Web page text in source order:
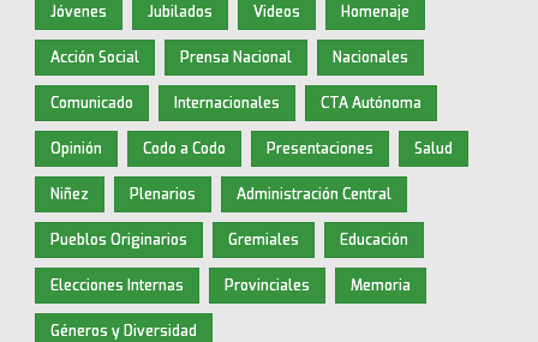
Jóvenes Jubilados Videos Homenaje
Acción Social Prensa Nacional Nacionales
Comunicado Internacionales CTA Autónoma
Opinión Codo a Codo Presentaciones Salud
Niñez Plenarios Administración Central
Pueblos Originarios Gremiales Educación
Elecciones Internas Provinciales Memoria
Géneros y Diversidad